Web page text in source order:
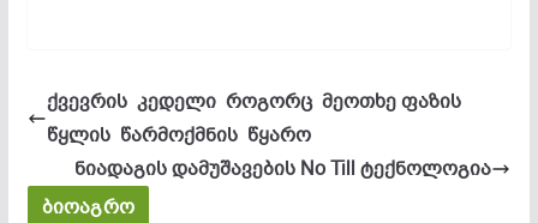
ქვევრის კედელი როგორც მეოთხე ფაზის
წყლის წარმოქმნის წყარო
ნიადაგის დამუშავების No Till ტექნოლოგია
ბიოაგრო